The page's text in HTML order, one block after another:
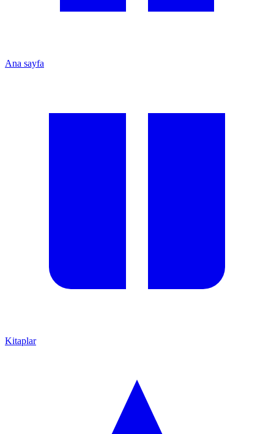
Ana sayfa
Kitaplar